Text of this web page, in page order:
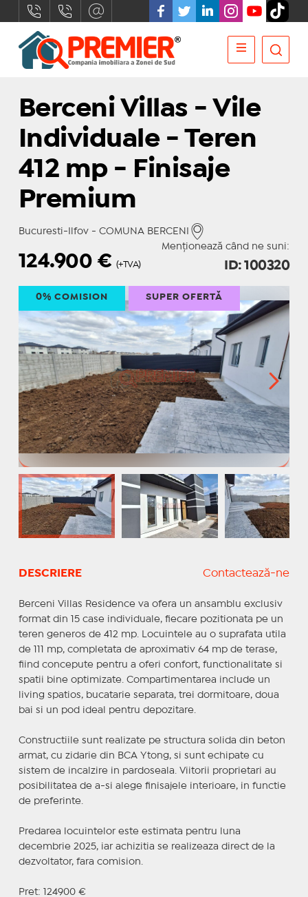
Berceni Villas - Vile
Individuale - Teren
412 mp - Finisaje
Premium
Bucuresti-Ilfov - COMUNA BERCENI
Menționează când ne suni:
124.900 € (+TVA) ID: 100320
0% COMISION SUPER OFERTĂ
DESCRIERE Contactează-ne
Berceni Villas Residence va ofera un ansamblu exclusiv
format din 15 case individuale, fiecare pozitionata pe un
teren generos de 412 mp. Locuintele au o suprafata utila
de 111 mp, completata de aproximativ 64 mp de terase,
fiind concepute pentru a oferi confort, functionalitate si
spatii bine optimizate. Compartimentarea include un
living spatios, bucatarie separata, trei dormitoare, doua
bai si un pod ideal pentru depozitare.
Constructiile sunt realizate pe structura solida din beton
armat, cu zidarie din BCA Ytong, si sunt echipate cu
sistem de incalzire in pardoseala. Viitorii proprietari au
posibilitatea de a-si alege finisajele interioare, in functie
de preferinte.
Predarea locuintelor este estimata pentru luna
decembrie 2025, iar achizitia se realizeaza direct de la
dezvoltator, fara comision.
Pret: 124900 €